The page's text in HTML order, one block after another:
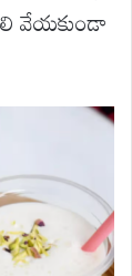
వేయకుండా